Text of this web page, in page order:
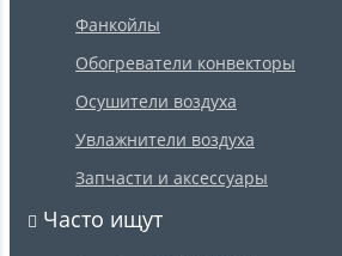
Фанкойлы
Обогреватели конвекторы
Осушители воздуха
Увлажнители воздуха
Запчасти и аксессуары
Часто ищут